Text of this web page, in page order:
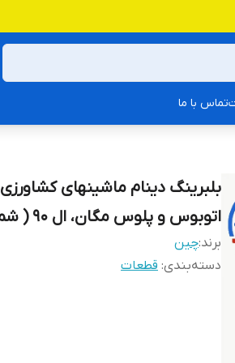
تماس با ما
بلبرینگ دینام ماشینهای
اتوبوس و پلوس مگان، ال 90 ( شماره فنی 6007 2RSC3TN)
برند:چین
دسته‌بندی: قطعات